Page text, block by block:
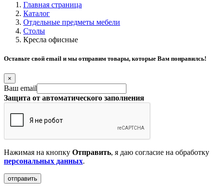
Главная страница
Каталог
Отдельные предметы мебели
Столы
Кресла офисные
Оставьте свой email и мы отправим товары, которые Вам понравилсь!
×
Ваш email
Защита от автоматического заполнения
Нажимая на кнопку Отправить, я даю согласие на обработку
персональных данных.